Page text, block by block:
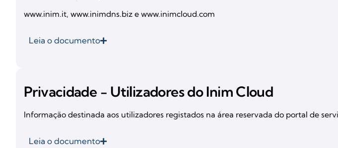
www.inim.it, www.inimdns.biz e www.inimcloud.com
Leia o documento
Privacidade - Utilizadores do Inim Cloud
Informação destinada aos utilizadores registados na área reservada do portal de
Leia o documento